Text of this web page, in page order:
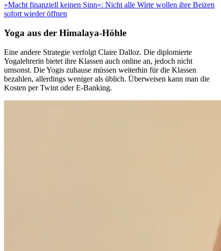
«Macht finanziell keinen Sinn»: Nicht alle Wirte wollen ihre Beizen
sofort wieder öffnen
Yoga aus der Himalaya-Höhle
Eine andere Strategie verfolgt Claire Dalloz. Die diplomierte
Yogalehrerin bietet ihre Klassen auch online an, jedoch nicht
umsonst. Die Yogis zuhause müssen weiterhin für die Klassen
bezahlen, allerdings weniger als üblich. Überweisen kann man die
Kosten per Twint oder E-Banking.